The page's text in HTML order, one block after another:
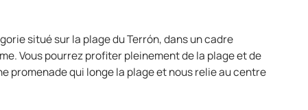
situé sur la plage du Terrón, dans un cadre
Vous pourrez profiter pleinement de la plage et de
promenade qui longe la plage et nous relie au centre